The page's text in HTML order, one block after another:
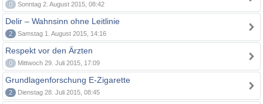
0 Sonntag 2. August 2015, 08:42
Delir – Wahnsinn ohne Leitlinie
2 Samstag 1. August 2015, 14:16
Respekt vor den Ärzten
0 Mittwoch 29. Juli 2015, 17:09
Grundlagenforschung E-Zigarette
2 Dienstag 28. Juli 2015, 08:45